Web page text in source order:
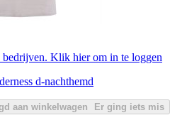
bedrijven. Klik hier om in te loggen
d-nachthemd
aan winkelwagen Er ging iets mis